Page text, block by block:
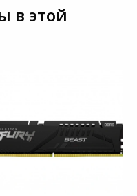
в этой